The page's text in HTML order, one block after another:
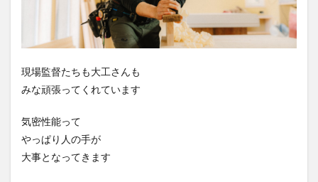
現場監督たちも大工さんも
みな頑張ってくれています
気密性能って
やっぱり人の手が
大事となってきます